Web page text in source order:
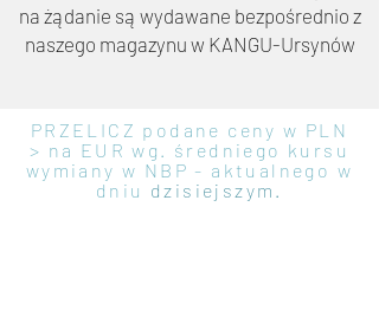
na żądanie są wydawane bezpośrednio z
naszego magazynu w KANGU-Ursynów
PRZELICZ podane ceny w PLN
> na EUR wg. średniego kursu
wymiany w NBP - aktualnego w
dniu dzisiejszym.